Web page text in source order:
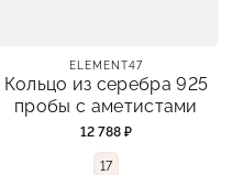
ELEMENT47
Кольцо из серебра 925
пробы с аметистами
12 788 ₽
17